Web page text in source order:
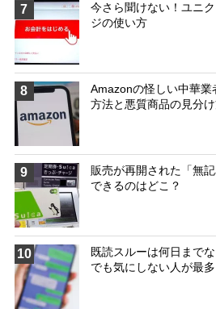
7
今さら聞けない！ユニ
ジの使い方
8
Amazonの怪しい中華
方法と悪質商品の見分
9
販売が再開された「無
できるのはどこ？
10
既読スルーは何日まで
でも気にしない人が最